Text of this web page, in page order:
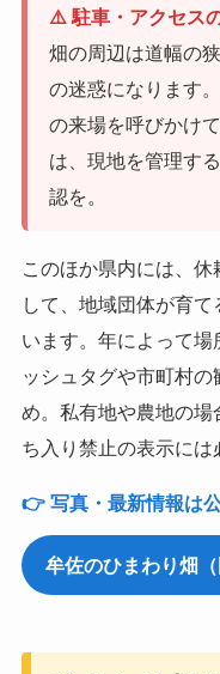
⚠️ 駐車・アクセス
畑の周辺は道幅の
の迷惑になります
の来場を呼びかけ
は、現地を管理す
認を。
このほか県内には、
して、地域団体が育
います。年によって
ッシュタグや市町村
め。私有地や農地の
ち入り禁止の表示には
👉 写真・最新情報は
牟佐のひまわり畑